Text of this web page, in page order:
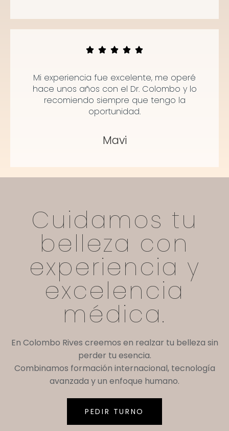
Mi experiencia fue excelente, me operé
hace unos años con el Dr. Colombo y lo
recomiendo siempre que tengo la
oportunidad.
Mavi
Cuidamos tu
belleza con
experiencia y
excelencia
médica.
En Colombo Rives creemos en realzar tu belleza sin
perder tu esencia.
Combinamos formación internacional, tecnología
avanzada y un enfoque humano.
PEDIR TURNO